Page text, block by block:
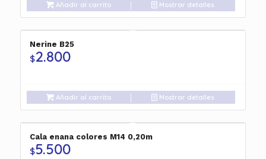
Añadir al carrito Mostrar detalles
Nerine B25
$2.800
Añadir al carrito Mostrar detalles
Cala enana colores M14 0,20m
$5.500